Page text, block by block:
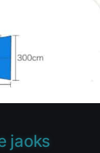
jaoks